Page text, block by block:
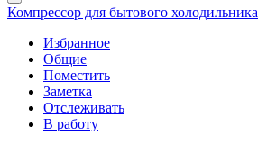
Компрессор для бытового холодильника
Избранное
Общие
Поместить
Заметка
Отслеживать
В работу